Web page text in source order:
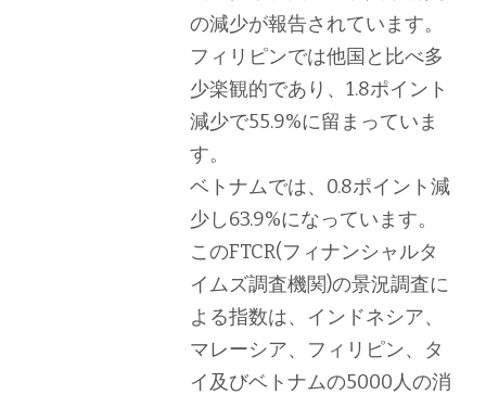
の減少が報告されています。
フィリピンでは他国と比べ多
少楽観的であり、1.8ポイント
減少で55.9%に留まっていま
す。
ベトナムでは、0.8ポイント減
少し63.9%になっています。
このFTCR(フィナンシャルタ
イムズ調査機関)の景況調査に
よる指数は、インドネシア、
マレーシア、フィリピン、タ
イ及びベトナムの5000人の消